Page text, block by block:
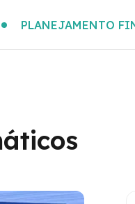
PLANEJAMENTO